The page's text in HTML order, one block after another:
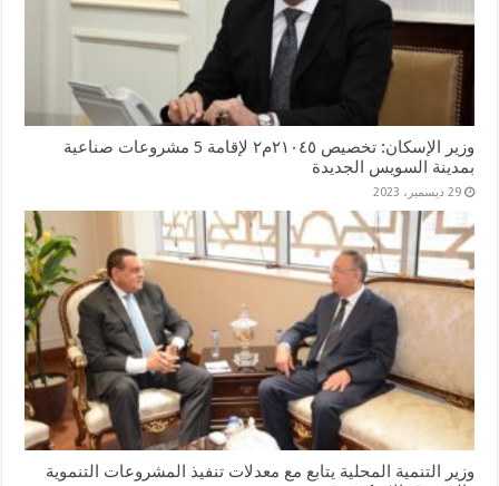
وزير الإسكان: تخصيص ٢١٠٤٥م٢ لإقامة 5 مشروعات صناعية
بمدينة السويس الجديدة
29 ديسمبر، 2023
وزير التنمية المحلية يتابع مع معدلات تنفيذ المشروعات التنموية